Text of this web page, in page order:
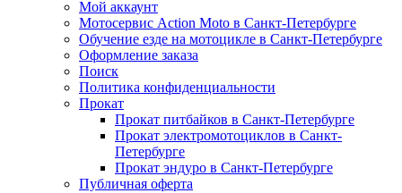
Мой аккаунт
Мотосервис Action Moto в Санкт-Петербурге
Обучение езде на мотоцикле в Санкт-Петербурге
Оформление заказа
Поиск
Политика конфиденциальности
Прокат
Прокат питбайков в Санкт-Петербурге
Прокат электромотоциклов в Санкт-
Петербурге
Прокат эндуро в Санкт-Петербурге
Публичная оферта